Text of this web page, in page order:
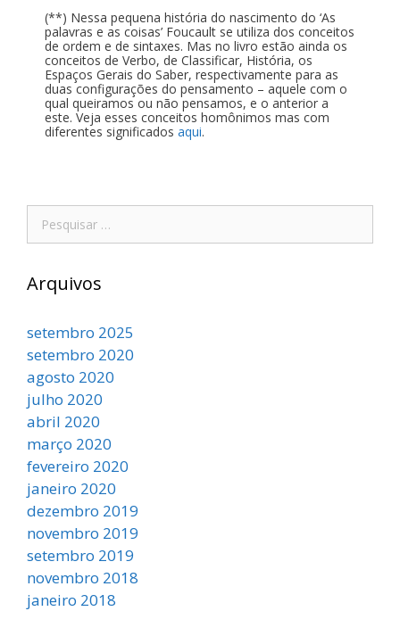
(**) Nessa pequena história do nascimento do ‘As
palavras e as coisas’ Foucault se utiliza dos conceitos
de ordem e de sintaxes. Mas no livro estão ainda os
conceitos de Verbo, de Classificar, História, os
Espaços Gerais do Saber, respectivamente para as
duas configurações do pensamento – aquele com o
qual queiramos ou não pensamos, e o anterior a
este. Veja esses conceitos homônimos mas com
diferentes significados aqui.
Arquivos
setembro 2025
setembro 2020
agosto 2020
julho 2020
abril 2020
março 2020
fevereiro 2020
janeiro 2020
dezembro 2019
novembro 2019
setembro 2019
novembro 2018
janeiro 2018